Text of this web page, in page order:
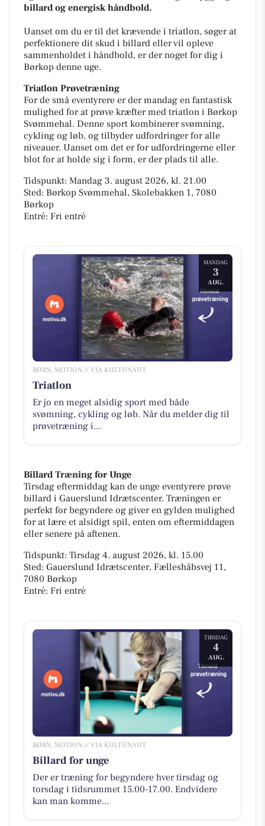
billard og energisk håndbold.
Uanset om du er til det krævende i triatlon, søger at
perfektionere dit skud i billard eller vil opleve
sammenholdet i håndbold, er der noget for dig i
Børkop denne uge.
Triatlon Prøvetræning
For de små eventyrere er der mandag en fantastisk
mulighed for at prøve kræfter med triatlon i Børkop
Svømmehal. Denne sport kombinerer svømning,
cykling og løb, og tilbyder udfordringer for alle
niveauer. Uanset om det er for udfordringerne eller
blot for at holde sig i form, er der plads til alle.
Tidspunkt: Mandag 3. august 2026, kl. 21.00
Sted: Børkop Svømmehal, Skolebakken 1, 7080
Børkop
Entré: Fri entré
MANDAG
3
AUG.
BØRN, MOTION // VIA KULTUNAUT
Triatlon
Er jo en meget alsidig sport med både
svømning, cykling og løb. Når du melder dig til
prøvetræning i...
Billard Træning for Unge
Tirsdag eftermiddag kan de unge eventyrere prøve
billard i Gauerslund Idrætscenter. Træningen er
perfekt for begyndere og giver en gylden mulighed
for at lære et alsidigt spil, enten om eftermiddagen
eller senere på aftenen.
Tidspunkt: Tirsdag 4. august 2026, kl. 15.00
Sted: Gauerslund Idrætscenter, Fælleshåbsvej 11,
7080 Børkop
Entré: Fri entré
TIRSDAG
4
AUG.
BØRN, MOTION // VIA KULTUNAUT
Billard for unge
Der er træning for begyndere hver tirsdag og
torsdag i tidsrummet 15.00-17.00. Endvidere
kan man komme...